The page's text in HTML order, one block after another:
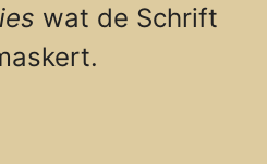
wat de Schrift